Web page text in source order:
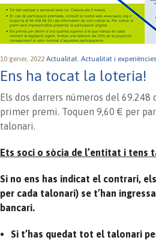
10 gener, 2022 Actualitat. Actualitat i
Ens ha tocat la loteria!
Els dos darrers números del 69.248
primer premi. Toquen 9,60 € per
talonari.
Ets soci o sòcia de l’entitat i tens
Si no ens has indicat el contrari,
per cada talonari) se t’han
bancari.
Si t’has quedat tot el talonari